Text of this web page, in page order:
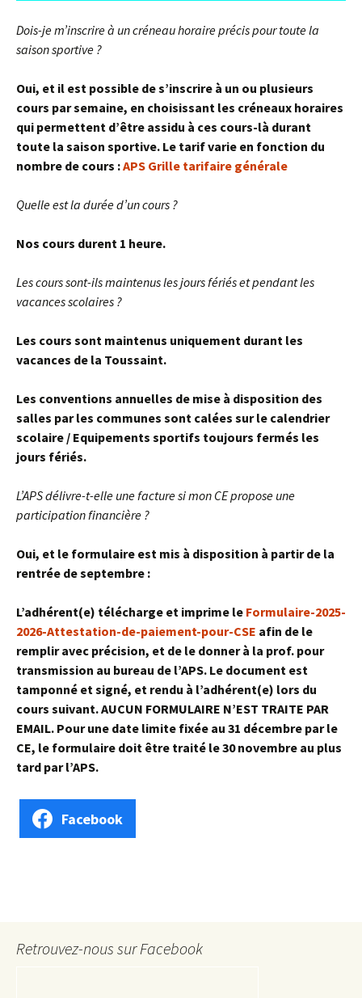
Dois-je m’inscrire à un créneau horaire précis pour toute la
saison sportive ?
Oui, et il est possible de s’inscrire à un ou plusieurs
cours par semaine, en choisissant les créneaux horaires
qui permettent d’être assidu à ces cours-là durant
toute la saison sportive. Le tarif varie en fonction du
nombre de cours :APS Grille tarifaire générale
Quelle est la durée d’un cours ?
Nos cours durent 1 heure.
Les cours sont-ils maintenus les jours fériés et pendant les
vacances scolaires ?
Les cours sont maintenus uniquement durant les
vacances de la Toussaint.
Les conventions annuelles de mise à disposition des
salles par les communes sont calées sur le calendrier
scolaire / Equipements sportifs toujours fermés les
jours fériés.
L’APS délivre-t-elle une facture si mon CE propose une
participation financière ?
Oui, et le formulaire est mis à disposition à partir de la
rentrée de septembre :
L’adhérent(e) télécharge et imprime le Formulaire-2025-
2026-Attestation-de-paiement-pour-CSE afin de le
remplir avec précision, et de le donner à la prof. pour
transmission au bureau de l’APS. Le document est
tamponné et signé, et rendu à l’adhérent(e) lors du
cours suivant. AUCUN FORMULAIRE N’EST TRAITE PAR
EMAIL. Pour une date limite fixée au 31 décembre par le
CE, le formulaire doit être traité le 30 novembre au plus
tard par l’APS.
Facebook
Retrouvez-nous sur Facebook